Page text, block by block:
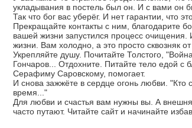
укладывания в постель был он. И с вами он
Так что бог вас уберёг. И нет гарантии, что
Прекращайте контакты с ним, благодарите
вашей жизни запустился процесс
жизни. Вам холодно, а это просто сквозняк
Укрепляйте душу. Почитайте Толстого,
Гончаров... Отдохните. Питайте тело едой с
Серафиму Саровскому, помогает.
И снова зажжёте в сердце огонь любви. "Кто
время..."
Для любви и счастья вам нужны вы. А
часто путают. Читайте сайт и начинайте